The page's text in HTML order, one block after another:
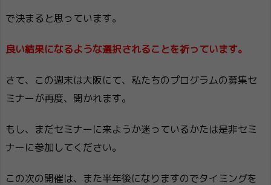
で決まると思っています。
良い結果になるような選択されることを祈っています。
さて、この週末は大阪にて、私たちのプログラムの募集セ
ミナーが再度、開かれます。
もし、まだセミナーに来ようか迷っているかたは是非セミ
ナーに参加してください。
この次の開催は、また半年後になりますのでタイミングを